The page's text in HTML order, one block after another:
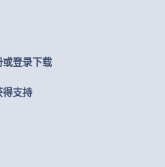
或登录下载
得支持